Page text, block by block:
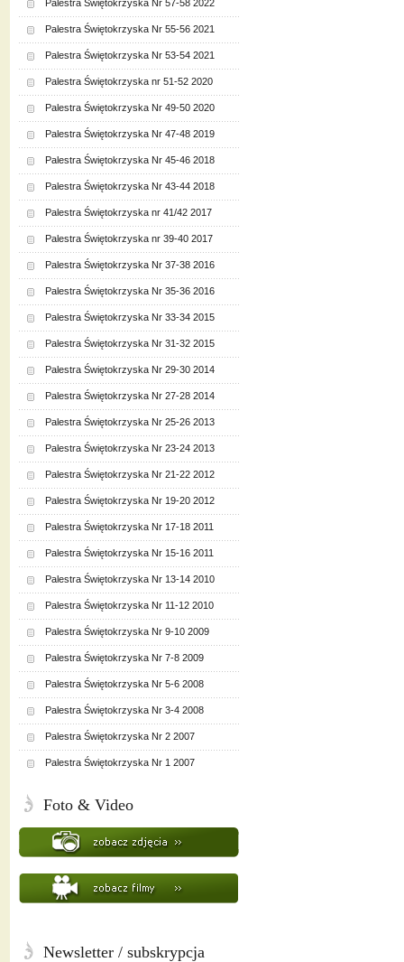
Palestra Świętokrzyska Nr 57-58 2022
Palestra Świętokrzyska Nr 55-56 2021
Palestra Świętokrzyska Nr 53-54 2021
Palestra Świętokrzyska nr 51-52 2020
Palestra Świętokrzyska Nr 49-50 2020
Palestra Świętokrzyska Nr 47-48 2019
Palestra Świętokrzyska Nr 45-46 2018
Palestra Świętokrzyska Nr 43-44 2018
Palestra Świętokrzyska nr 41/42 2017
Palestra Świętokrzyska nr 39-40 2017
Palestra Świętokrzyska Nr 37-38 2016
Palestra Świętokrzyska Nr 35-36 2016
Palestra Świętokrzyska Nr 33-34 2015
Palestra Świętokrzyska Nr 31-32 2015
Palestra Świętokrzyska Nr 29-30 2014
Palestra Świętokrzyska Nr 27-28 2014
Palestra Świętokrzyska Nr 25-26 2013
Palestra Świętokrzyska Nr 23-24 2013
Palestra Świętokrzyska Nr 21-22 2012
Palestra Świętokrzyska Nr 19-20 2012
Palestra Świętokrzyska Nr 17-18 2011
Palestra Świętokrzyska Nr 15-16 2011
Palestra Świętokrzyska Nr 13-14 2010
Palestra Świętokrzyska Nr 11-12 2010
Palestra Świętokrzyska Nr 9-10 2009
Palestra Świętokrzyska Nr 7-8 2009
Palestra Świętokrzyska Nr 5-6 2008
Palestra Świętokrzyska Nr 3-4 2008
Palestra Świętokrzyska Nr 2 2007
Palestra Świętokrzyska Nr 1 2007
Foto & Video
Newsletter / subskrypcja